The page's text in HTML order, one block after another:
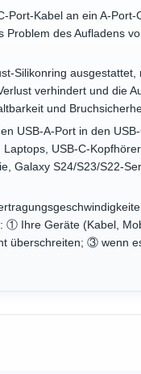
Port-Kabel an ein A-
des Aufladens
Silikonring
verhindert und die
und
USB-A-Port in den
USB-C-
Galaxy S24/S23/S22-
Ihre Geräte (Kabel,
überschreiten; ③ wenn